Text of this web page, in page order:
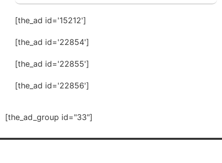
[the_ad id='15212']
[the_ad id='22854']
[the_ad id='22855']
[the_ad id='22856']
[the_ad_group id="33"]